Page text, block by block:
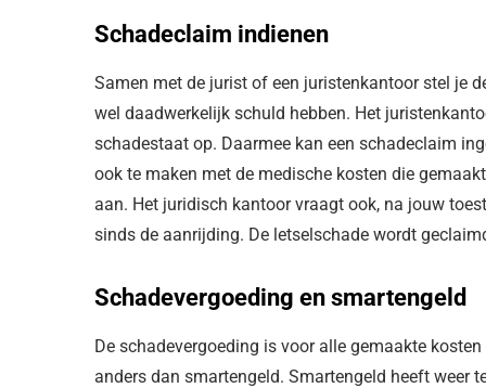
Schadeclaim indienen
Samen met de jurist of een juristenkantoor stel je
wel daadwerkelijk schuld hebben. Het
schadestaat op. Daarmee kan een schadeclaim
ook te maken met de medische kosten die
aan. Het juridisch kantoor vraagt ook, na jouw
sinds de aanrijding. De letselschade wordt
Schadevergoeding en smartengeld
De schadevergoeding is voor alle gemaakte
anders dan smartengeld. Smartengeld heeft weer